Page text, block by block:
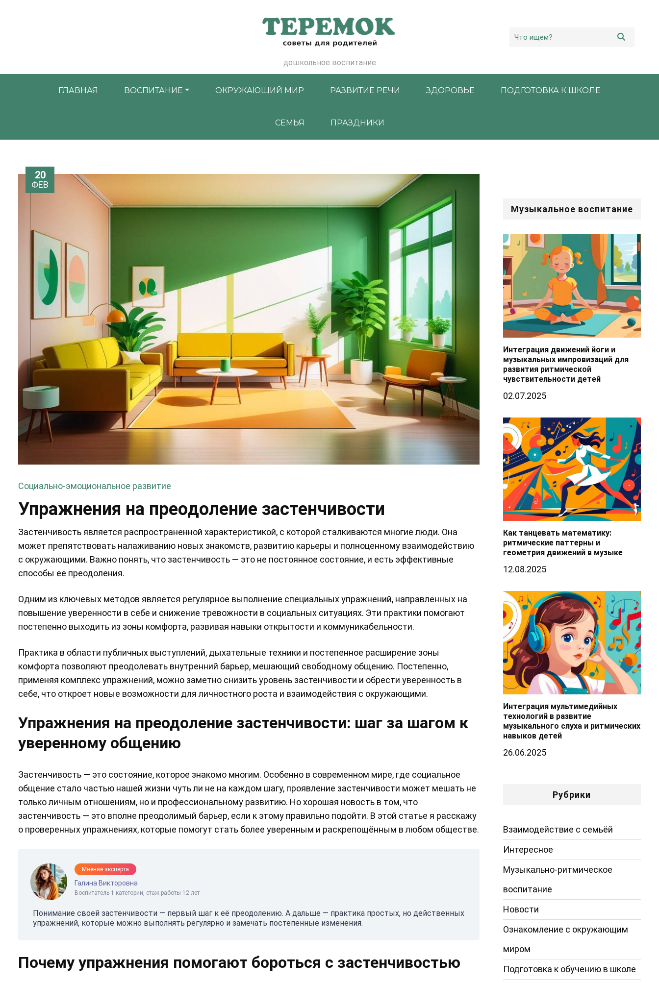
дошкольное воспитание
ГЛАВНАЯ ВОСПИТАНИЕ ОКРУЖАЮЩИЙ МИР РАЗВИТИЕ РЕЧИ ЗДОРОВЬЕ ПОДГОТОВКА К ШКОЛЕ
СЕМЬЯ ПРАЗДНИКИ
20
ФЕВ
Социально-эмоциональное развитие
Упражнения на преодоление застенчивости
Застенчивость является распространенной характеристикой, с которой сталкиваются многие люди. Она
может препятствовать налаживанию новых знакомств, развитию карьеры и полноценному взаимодействию
с окружающими. Важно понять, что застенчивость — это не постоянное состояние, и есть эффективные
способы ее преодоления.
Одним из ключевых методов является регулярное выполнение специальных упражнений, направленных на
повышение уверенности в себе и снижение тревожности в социальных ситуациях. Эти практики помогают
постепенно выходить из зоны комфорта, развивая навыки открытости и коммуникабельности.
Практика в области публичных выступлений, дыхательные техники и постепенное расширение зоны
комфорта позволяют преодолевать внутренний барьер, мешающий свободному общению. Постепенно,
применяя комплекс упражнений, можно заметно снизить уровень застенчивости и обрести уверенность в
себе, что откроет новые возможности для личностного роста и взаимодействия с окружающими.
Упражнения на преодоление застенчивости: шаг за шагом к
уверенному общению
Застенчивость — это состояние, которое знакомо многим. Особенно в современном мире, где социальное
общение стало частью нашей жизни чуть ли не на каждом шагу, проявление застенчивости может мешать не
только личным отношениям, но и профессиональному развитию. Но хорошая новость в том, что
застенчивость — это вполне преодолимый барьер, если к этому правильно подойти. В этой статье я расскажу
о проверенных упражнениях, которые помогут стать более уверенным и раскрепощённым в любом обществе.
Мнение эксперта
Галина Викторовна
Воспитатель 1 категории, стаж работы 12 лет
Понимание своей застенчивости — первый шаг к её преодолению. А дальше — практика простых, но действенных
упражнений, которые можно выполнять регулярно и замечать постепенные изменения.
Почему упражнения помогают бороться с застенчивостью
Музыкальное воспитание
Интеграция движений йоги и
музыкальных импровизаций для
развития ритмической
чувствительности детей
02.07.2025
Как танцевать математику:
ритмические паттерны и
геометрия движений в музыке
12.08.2025
Интеграция мультимедийных
технологий в развитие
музыкального слуха и ритмических
навыков детей
26.06.2025
Рубрики
Взаимодействие с семьёй
Интересное
Музыкально-ритмическое
воспитание
Новости
Ознакомление с окружающим
миром
Подготовка к обучению в школе